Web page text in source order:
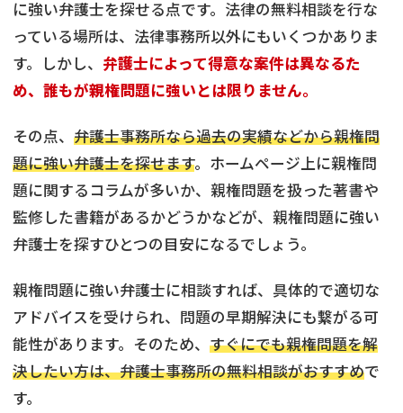
に強い弁護士を探せる点です。法律の無料相談を行な
っている場所は、法律事務所以外にもいくつかありま
す。しかし、 弁護士によって得意な案件は異なるた
め、誰もが親権問題に強いとは限りません。
その点、 弁護士事務所なら過去の実績などから親権問
題に強い弁護士を探せます。ホームページ上に親権問
題に関するコラムが多いか、親権問題を扱った著書や
監修した書籍があるかどうかなどが、親権問題に強い
弁護士を探すひとつの目安になるでしょう。
親権問題に強い弁護士に相談すれば、具体的で適切な
アドバイスを受けられ、問題の早期解決にも繋がる可
能性があります。そのため、 すぐにでも親権問題を解
決したい方は、弁護士事務所の無料相談がおすすめで
す。